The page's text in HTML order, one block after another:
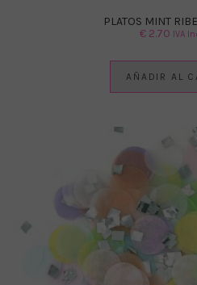
PLATOS MINT
€ 2.70 IVA
AÑADIR AL